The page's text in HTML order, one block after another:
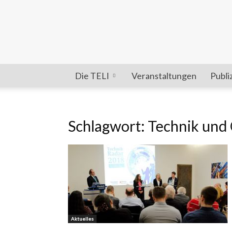
Die TELI Veranstaltungen
Schlagwort: Technik und
Aktuelles